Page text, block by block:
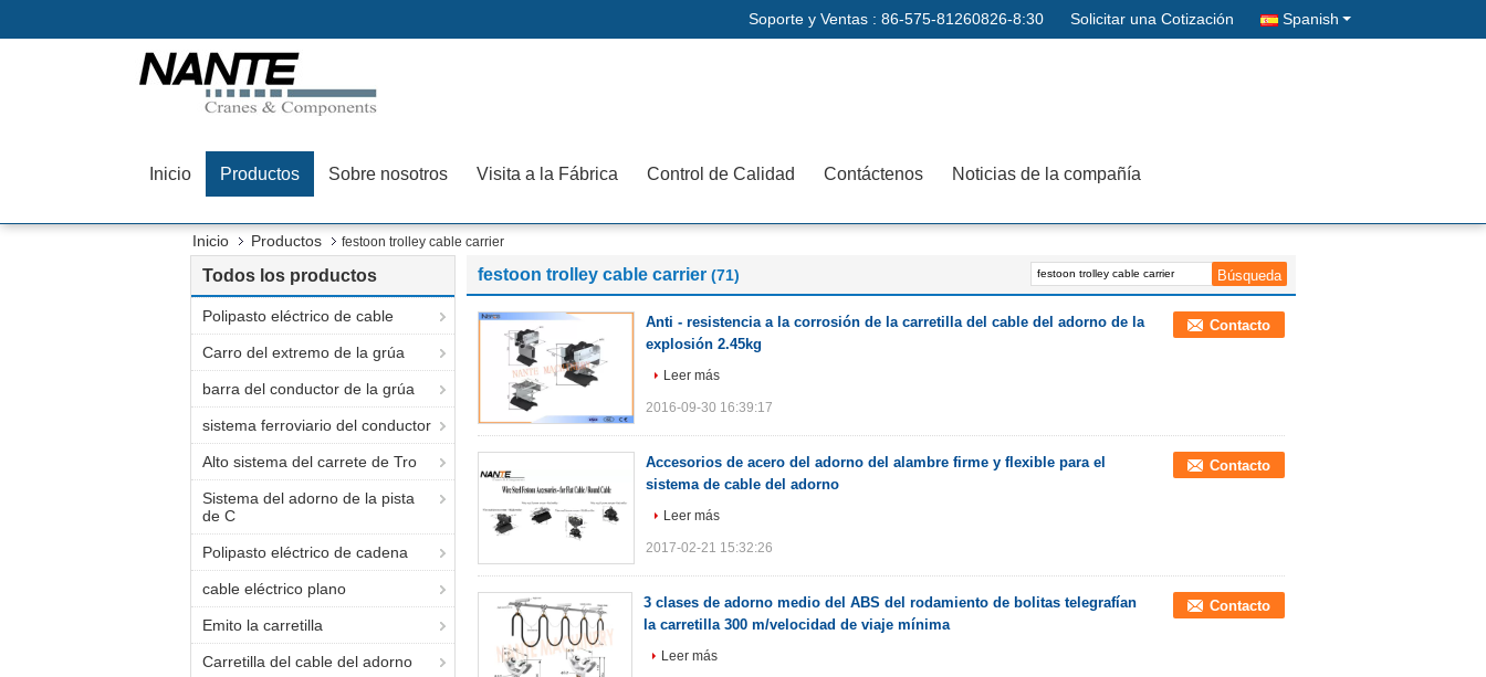
Soporte y Ventas : 86-575-81260826-8:30 Solicitar una Cotización Spanish
Inicio Productos Sobre nosotros Visita a la Fábrica Control de Calidad Contáctenos Noticias de la compañía
Inicio Productos festoon trolley cable carrier
Todos los productos
Polipasto eléctrico de cable
Carro del extremo de la grúa
barra del conductor de la grúa
sistema ferroviario del conductor
Alto sistema del carrete de Tro
Sistema del adorno de la pista
de C
Polipasto eléctrico de cadena
cable eléctrico plano
Emito la carretilla
Carretilla del cable del adorno
festoon trolley cable carrier (71)
Anti - resistencia a la corrosión de la carretilla del cable del adorno de la
explosión 2.45kg
Contacto
Leer más
2016-09-30 16:39:17
Accesorios de acero del adorno del alambre firme y flexible para el
sistema de cable del adorno
Contacto
Leer más
2017-02-21 15:32:26
3 clases de adorno medio del ABS del rodamiento de bolitas telegrafían
la carretilla 300 m/velocidad de viaje mínima
Contacto
Leer más